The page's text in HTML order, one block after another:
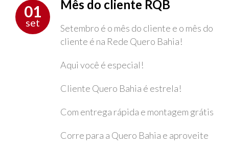
01
set
Mês do cliente RQB
Setembro é o mês do cliente e o mês do
cliente é na Rede Quero Bahia!
Aqui você é especial!
Cliente Quero Bahia é estrela!
Com entrega rápida e montagem grátis
Corre para a Quero Bahia e aproveite